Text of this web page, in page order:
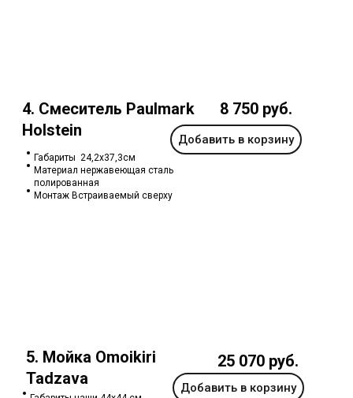
Добавить в корзину
8 750 руб.
Габариты 24,2х37,3см
Материал нержавеющая сталь
полированная
Монтаж Встраиваемый сверху
4. Смеситель Paulmark
Holstein
Добавить в корзину
25 070 руб.
5. Мойка Omoikiri
Tadzava